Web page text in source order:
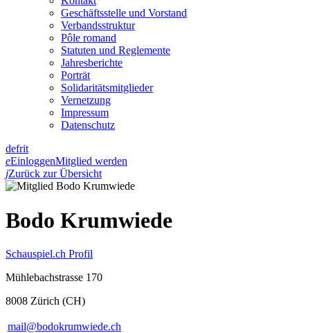
Geschäftsstelle und Vorstand
Verbandsstruktur
Pôle romand
Statuten und Reglemente
Jahresberichte
Porträt
Solidaritätsmitglieder
Vernetzung
Impressum
Datenschutz
defrit
eEinloggenMitglied werden
jZurück zur Übersicht
Bodo Krumwiede
Schauspiel.ch Profil
Mühlebachstrasse 170
8008 Zürich (CH)
mail@bodokrumwiede.ch